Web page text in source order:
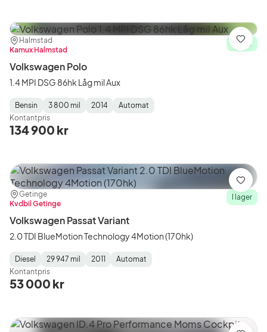
Plats:
Halmstad
Återförsäljare:
Kamux Halmstad
I lager
Volkswagen Polo
1.4 MPI DSG 86hk Låg mil Aux
Fuel
Type:
Bensin
Mätarställning:
3 800 mil
Model
Year:
2014
Gearbox
Type:
Automat
Kontantpris
134 900 kr
Spara
Plats:
Getinge
Återförsäljare:
Kvdbil Getinge
I lager
Volkswagen Passat Variant
2.0 TDI BlueMotion Technology 4Motion (170hk)
Fuel
Type:
Diesel
Mätarställning:
29 947 mil
Model
Year:
2011
Gearbox
Type:
Automat
Kontantpris
53 000 kr
Spara